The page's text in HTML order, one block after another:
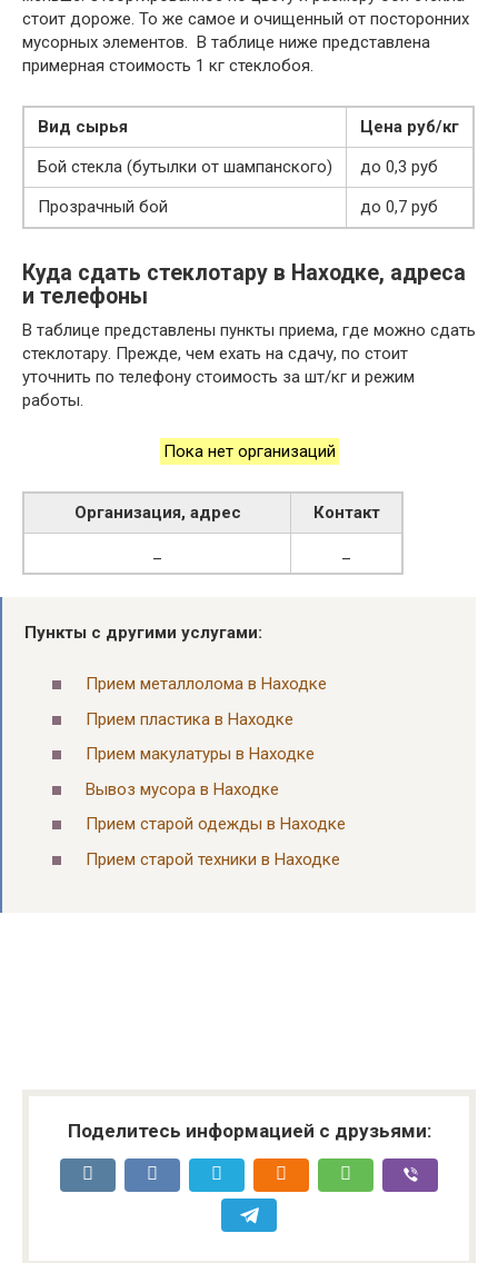
стоит дороже. То же самое и очищенный от посторонних
мусорных элементов. В таблице ниже представлена
примерная стоимость 1 кг стеклобоя.
Вид сырья
Цена руб/кг
Бой стекла (бутылки от шампанского)
до 0,3 руб
Прозрачный бой
до 0,7 руб
Куда сдать стеклотару в Находке, адреса
и телефоны
В таблице представлены пункты приема, где можно сдать
стеклотару. Прежде, чем ехать на сдачу, по стоит
уточнить по телефону стоимость за шт/кг и режим
работы.
Пока нет организаций
Организация, адрес
Контакт
Пункты с другими услугами:
Прием металлолома в Находке
Прием пластика в Находке
Прием макулатуры в Находке
Вывоз мусора в Находке
Прием старой одежды в Находке
Прием старой техники в Находке
Поделитесь информацией с друзьями: